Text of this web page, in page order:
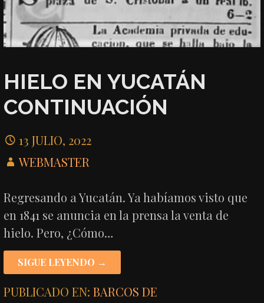
HIELO EN YUCATÁN
CONTINUACIÓN
13 JULIO, 2022
WEBMASTER
Regresando a Yucatán. Ya habíamos visto que
en 1841 se anuncia en la prensa la venta de
hielo. Pero, ¿Cómo…
SIGUE LEYENDO →
PUBLICADO EN:BARCOS DE